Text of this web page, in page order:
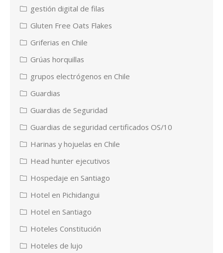
gestión digital de filas
Gluten Free Oats Flakes
Griferias en Chile
Grúas horquillas
grupos electrógenos en Chile
Guardias
Guardias de Seguridad
Guardias de seguridad certificados OS/10
Harinas y hojuelas en Chile
Head hunter ejecutivos
Hospedaje en Santiago
Hotel en Pichidangui
Hotel en Santiago
Hoteles Constitución
Hoteles de lujo